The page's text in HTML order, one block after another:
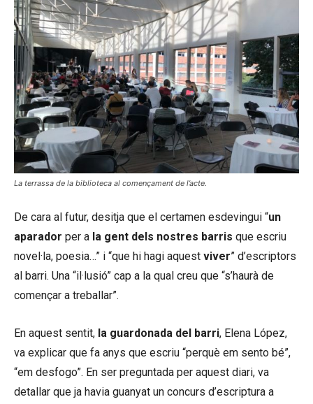
La terrassa de la biblioteca al començament de l’acte.
De cara al futur, desitja que el certamen esdevingui “un
aparador per a la gent dels nostres barris que escriu
novel·la, poesia…” i “que hi hagi aquest viver” d’escriptors
al barri. Una “il·lusió” cap a la qual creu que “s’haurà de
començar a treballar”.
En aquest sentit, la guardonada del barri, Elena López,
va explicar que fa anys que escriu “perquè em sento bé”,
“em desfogo”. En ser preguntada per aquest diari, va
detallar que ja havia guanyat un concurs d’escriptura a